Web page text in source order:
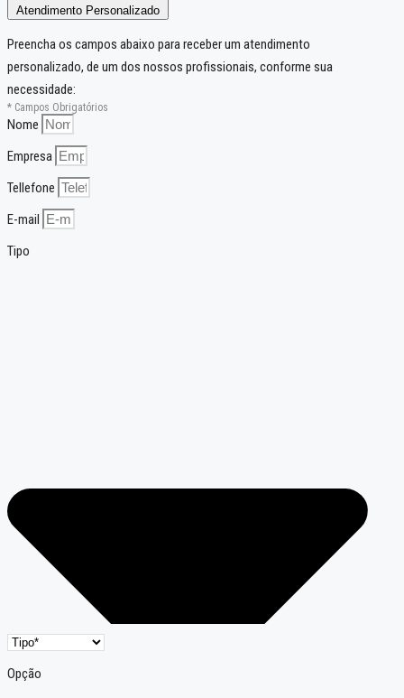
Atendimento Personalizado
Preencha os campos abaixo para receber um atendimento
personalizado, de um dos nossos profissionais, conforme sua
necessidade:
* Campos Obrigatórios
Nome
Empresa
Tellefone
E-mail
Tipo
Opção